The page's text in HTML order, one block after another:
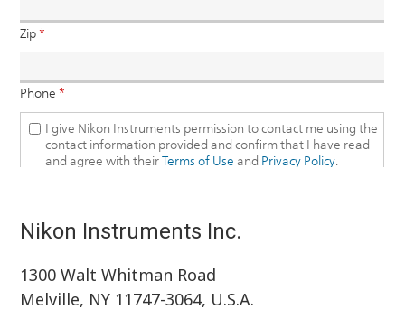
Nikon Instruments Inc.
1300 Walt Whitman Road
Melville, NY 11747-3064, U.S.A.